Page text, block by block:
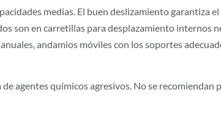
medias. El buen deslizamiento garantiza
son en carretillas para desplazamiento internos
andamios móviles con los soportes
agentes químicos agresivos. No se recomiendan